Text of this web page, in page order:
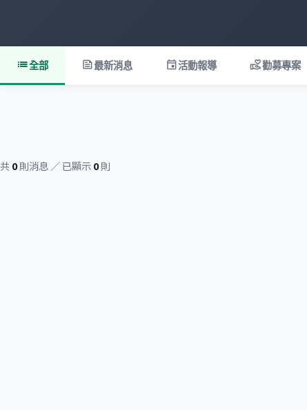
list全部 feed最新消息 event活動報導 volunteer_activism勸募專案
共0則消息 ／ 已顯示0則